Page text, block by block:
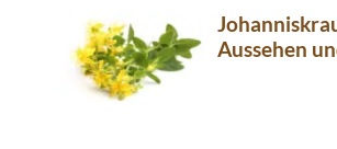
Aussehen